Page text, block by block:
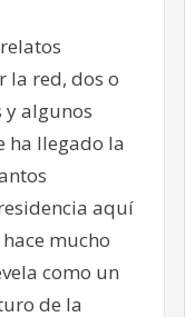
la red, dos o
y algunos
ha llegado la
aquí
mucho
como un
de la